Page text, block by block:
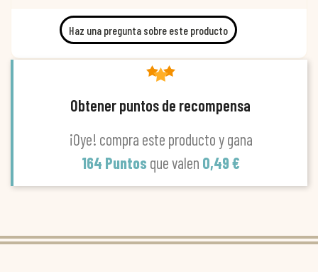
Haz una pregunta sobre este producto
Obtener puntos de recompensa
¡Oye! compra este producto y gana
164 Puntos que valen 0,49 €